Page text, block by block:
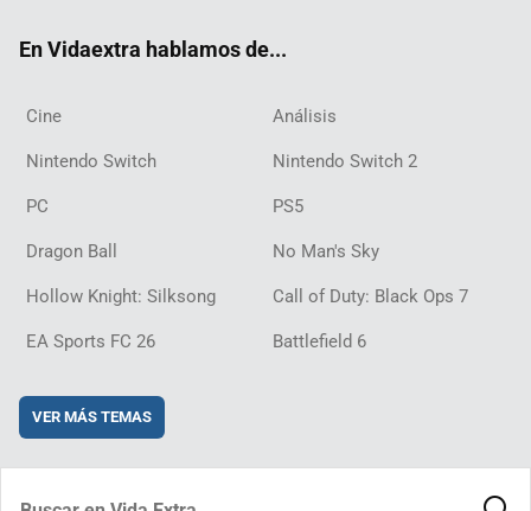
En Vidaextra hablamos de...
Cine Análisis
Nintendo Switch Nintendo Switch 2
PC PS5
Dragon Ball No Man's Sky
Hollow Knight: Silksong Call of Duty: Black Ops 7
EA Sports FC 26 Battlefield 6
VER MÁS TEMAS